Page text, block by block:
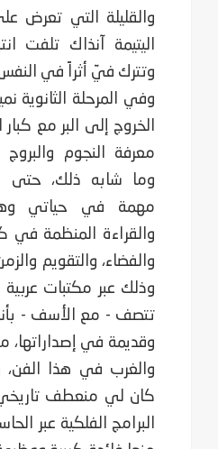
والقليلة التي تعرض على
اليتيمة آنذاك تلفت
وتترك فيّ أثراً في النفس
وفي المرحلة الثانوية
الخروج إلى البر مع كبار
معرفة النجوم والبروج
وما شابه ذلك، حتى
مهمة في حياتي وهي
والقراءة المنظمة في
وذلك عبر مكتبات عربية
‏تتصف - مع الأسف - بأنها
وقديمة في إصداراتها،
كان لي منعطف
البرامج الفلكية عبر